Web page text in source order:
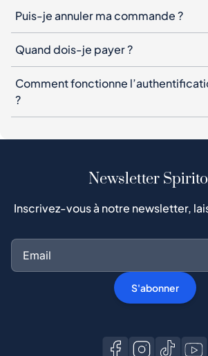
Puis-je annuler ma commande ?
Quand dois-je payer ?
Comment fonctionne
?
Newsletter
Inscrivez-vous à notre newsletter,
S'abonner